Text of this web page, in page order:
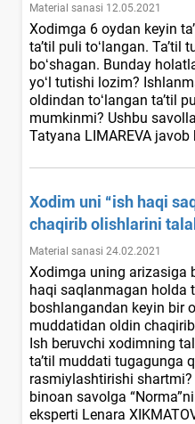
Material sanasi 12.05.2021
Xodimga 6 oydan keyin
ta’til puli toʻlangan. Ta’til
boʻshagan. Bunday
yoʻl tutishi lozim?
oldindan toʻlangan ta’til
mumkinmi? Ushbu
Tatyana LIMAREVA javob
Xodim uni “ish haqi
chaqirib olishlarini
Material sanasi 24.02.2021
Xodimga uning arizasiga
haqi saqlanmagan holda
boshlangandan keyin bir
muddatidan oldin
Ish beruvchi хodimning
ta’til muddati tugagunga
rasmiylashtirishi
binoan savolga
eksperti Lenara